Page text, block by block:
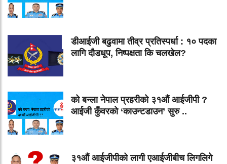
डीआईजी बढुवामा तीव्र प्रतिस्पर्धा : १० पदका
लागि दौडधूप, निष्पक्षता कि चलखेल?
को बन्ला नेपाल प्रहरीको ३१औं आईजीपी ?
आईजी कुँवरको ‘काउन्टडाउन’ सुरु ..
३१औं आईजीपीको लागी एआईजीबीच लिगलिगे